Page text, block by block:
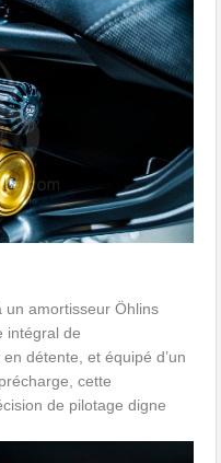
un amortisseur Öhlins
intégral de
détente, et équipé d’un
cette
de pilotage digne